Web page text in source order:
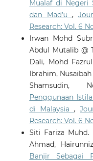
Mualaf di Negeri
dan Mad’u,
Research: Vol. 6
Irwan Mohd
Abdul Mutalib @
Dali, Mohd
Ibrahim,
Shamsudin,
Penggunaan
di Malaysia ,
Research: Vol. 6
Siti Fariza Muhd.
Ahmad,
Banjir Sebagai